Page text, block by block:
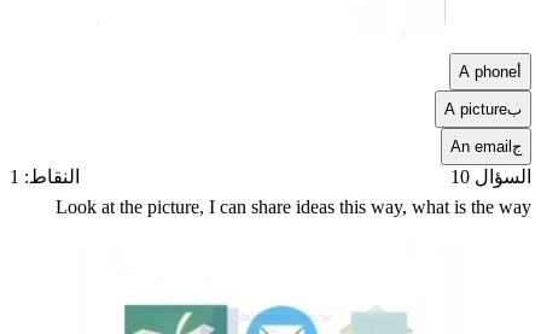
A phone
بA picture
جAn email
السؤال 10
النقاط: 1
Look at the picture, I can share ideas this way, what is the way